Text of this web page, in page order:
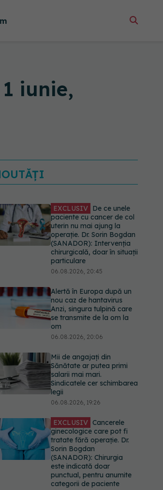
iunie,
EXCLUSIV De ce unele
paciente cu cancer de col
uterin nu mai ajung la
operație. Dr. Sorin Bogdan
(SANADOR): Intervenția
chirurgicală, doar în situații
particulare
06.08.2026, 20:45
Alertă în Europa după un
nou caz de hantavirus
Anzi, singura tulpină care
se transmite de la om la
om
06.08.2026, 20:06
Mii de angajați din
Sănătate ar putea primi
salarii mai mari.
Sindicatele cer schimbarea
legii
06.08.2026, 19:26
EXCLUSIV Cancerele
ginecologice care pot fi
tratate fără operație. Dr.
Sorin Bogdan
(SANADOR): Chirurgia
este indicată doar
punctual, pentru anumite
categorii de paciente